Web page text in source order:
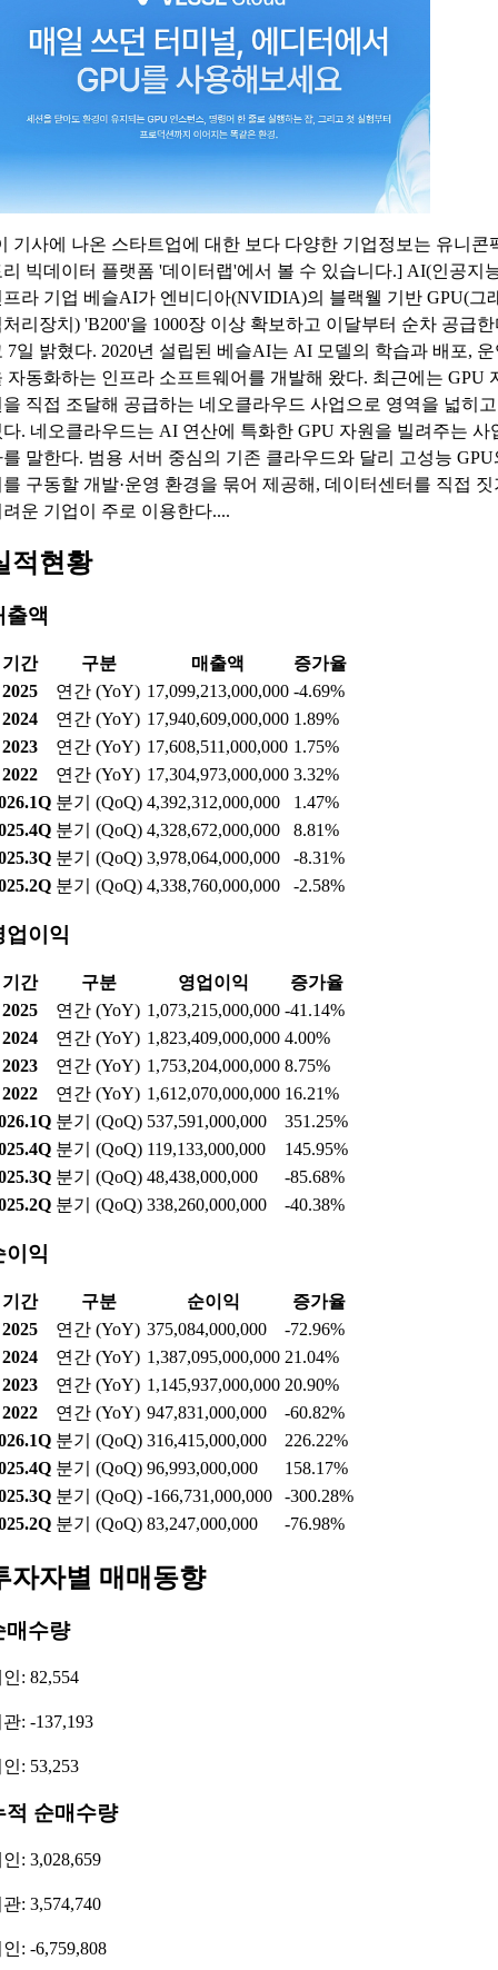
기사에 나온 스타트업에 대한 보다 다양한 기업정보는 유니콘
리 빅데이터 플랫폼 '데이터랩'에서 볼 수 있습니다.] AI(인공지
프라 기업 베슬AI가 엔비디아(NVIDIA)의 블랙웰 기반 GPU(그
리장치) 'B200'을 1000장 이상 확보하고 이달부터 순차 공급
7일 밝혔다. 2020년 설립된 베슬AI는 AI 모델의 학습과 배포, 운
자동화하는 인프라 소프트웨어를 개발해 왔다. 최근에는 GPU
을 직접 조달해 공급하는 네오클라우드 사업으로 영역을 넓히고
다. 네오클라우드는 AI 연산에 특화한 GPU 자원을 빌려주는 사
말한다. 범용 서버 중심의 기존 클라우드와 달리 고성능 GPU
구동할 개발·운영 환경을 묶어 제공해, 데이터센터를 직접 짓
운 기업이 주로 이용한다....
적현황
출액
기간 구분 매출액
증가율
2025
연간 (YoY) 17,099,213,000,000 -4.69%
2024
연간 (YoY) 17,940,609,000,000 1.89%
2023
연간 (YoY) 17,608,511,000,000 1.75%
2022
연간 (YoY) 17,304,973,000,000 3.32%
분기 (QoQ) 4,392,312,000,000
1.47%
분기 (QoQ) 4,328,672,000,000
8.81%
분기 (QoQ) 3,978,064,000,000
-8.31%
분기 (QoQ) 4,338,760,000,000 -2.58%
업이익
기간 구분 영업이익
증가율
2025
연간 (YoY) 1,073,215,000,000 -41.14%
2024
연간 (YoY) 1,823,409,000,000 4.00%
2023
연간 (YoY) 1,753,204,000,000 8.75%
2022
연간 (YoY) 1,612,070,000,000 16.21%
분기 (QoQ) 537,591,000,000
351.25%
분기 (QoQ) 119,133,000,000
145.95%
분기 (QoQ) 48,438,000,000
-85.68%
분기 (QoQ) 338,260,000,000 -40.38%
이익
기간 구분 순이익
증가율
2025
연간 (YoY) 375,084,000,000
-72.96%
2024
연간 (YoY) 1,387,095,000,000 21.04%
2023
연간 (YoY) 1,145,937,000,000 20.90%
2022
연간 (YoY) 947,831,000,000
-60.82%
분기 (QoQ) 316,415,000,000
226.22%
분기 (QoQ) 96,993,000,000
158.17%
분기 (QoQ) -166,731,000,000
-300.28%
분기 (QoQ) 83,247,000,000 -76.98%
자자별 매매동향
매수량
: 82,554
: -137,193
: 53,253
적 순매수량
: 3,028,659
: 3,574,740
: -6,759,808